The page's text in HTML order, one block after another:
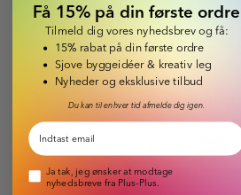
LEARN TO
Lær at bygge
Få 15% på din første ordre
Tilmeld dig vores nyhedsbrev og få:
15% rabat på din første ordre
Sjove byggeidéer & kreativ leg
Nyheder og eksklusive tilbud
Du kan til enhver tid afmelde dig igen.
Email
Pop-up nyhedsbrev
Ja tak, jeg ønsker at modtage
nyhedsbreve fra Plus-Plus.